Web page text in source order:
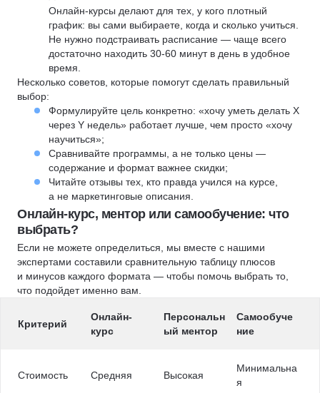
Онлайн-курсы делают для тех, у кого плотный
график: вы сами выбираете, когда и сколько учиться.
Не нужно подстраивать расписание — чаще всего
достаточно находить 30-60 минут в день в удобное
время.
Несколько советов, которые помогут сделать правильный
выбор:
Формулируйте цель конкретно: «хочу уметь делать X
через Y недель» работает лучше, чем просто «хочу
научиться»;
Сравнивайте программы, а не только цены —
содержание и формат важнее скидки;
Читайте отзывы тех, кто правда учился на курсе,
а не маркетинговые описания.
Онлайн-курс, ментор или самообучение: что
выбрать?
Если не можете определиться, мы вместе с нашими
экспертами составили сравнительную таблицу плюсов
и минусов каждого формата — чтобы помочь выбрать то,
что подойдет именно вам.
Критерий
Онлайн-
курс
Персональн
ый ментор
Самообуче
ние
Стоимость Средняя Высокая
Минимальна
я